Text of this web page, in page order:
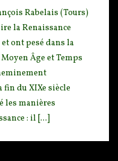
Rabelais (Tours)
la Renaissance
ont pesé dans la
Âge et Temps
du XIXe siècle
les manières
: il [...]